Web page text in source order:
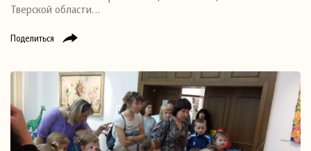
Поделиться
Тверской области…